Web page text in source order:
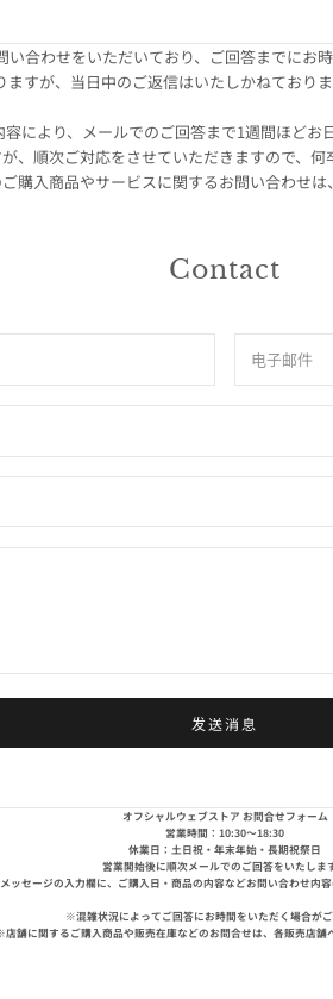
い合わせをいただいており、ご回答までにお
ますが、当日中のご返信はいたしかねており
により、メールでのご回答まで1週間ほどお
、順次ご対応をさせていただきますので、何
購入商品やサービスに関するお問い合わせは
Contact
发送消息
オフシャルウェブストア お問合せフォーム
営業時間：10:30～18:30
休業日：土日祝・年末年始・長期祝祭日
営業開始後に順次メールでのご回答をいたします
メッセージの入力欄に、ご購入日・商品の内容などお問い合わせ内容
※混雑状況によってご回答にお時間をいただく場合がご
店舗に関するご購入商品や販売在庫などのお問合せは、各販売店舗